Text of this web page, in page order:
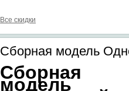
Все скидки
Сборная модель
Сборная
модель